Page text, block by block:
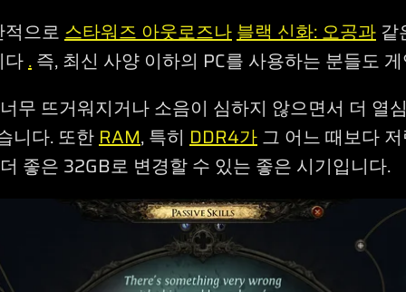
으로스타워즈 아웃로즈나블랙 신화: 오공과 같
다.즉, 최신 사양 이하의 PC를 사용하는 분들도
무 뜨거워지거나 소음이 심하지 않으면서 더 열
니다. 또한RAM, 특히 DDR4가그 어느 때보다
좋은 32GB로 변경할 수 있는 좋은 시기입니다.